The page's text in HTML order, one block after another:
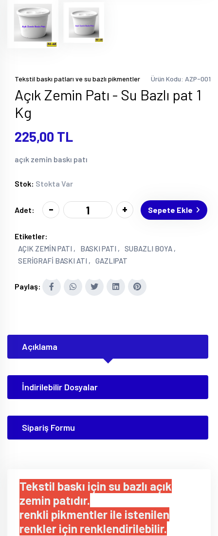
Tekstil baskı patları ve su bazlı pikmentler Ürün Kodu: AZP-001
Açık Zemin Patı - Su Bazlı pat 1
Kg
225,00 TL
açık zemin baskı patı
Stok: Stokta Var
Adet: - + Sepete Ekle
Etiketler:
AÇIK ZEMİN PATI , BASKI PATI ,
SUBAZLI BOYA ,
SERİGRAFİ BASKI ATI ,
GAZLIPAT
Paylaş:
Açıklama
İndirilebilir Dosyalar
Sipariş Formu
Tekstil baskı için su bazlı açık
zemin patıdır.
renkli pikmentler ile istenilen
renkler için renklendirilebilir.